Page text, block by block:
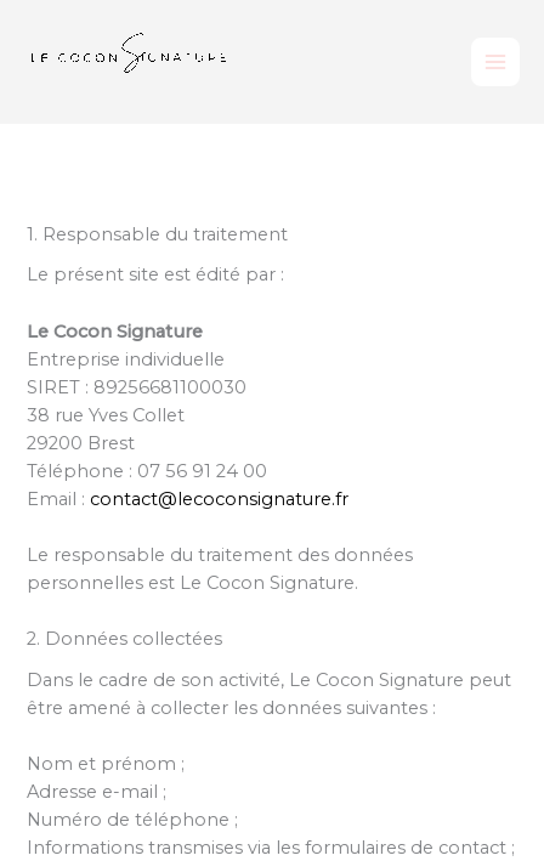
contenu
1. Responsable du traitement
Le présent site est édité par :
Le Cocon Signature
Entreprise individuelle
SIRET : 89256681100030
38 rue Yves Collet
29200 Brest
Téléphone : 07 56 91 24 00
Email : contact@lecoconsignature.fr
Le responsable du traitement des données
personnelles est Le Cocon Signature.
2. Données collectées
Dans le cadre de son activité, Le Cocon Signature peut
être amené à collecter les données suivantes :
Nom et prénom ;
Adresse e-mail ;
Numéro de téléphone ;
Informations transmises via les formulaires de contact ;